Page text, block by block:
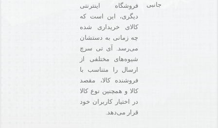
جانبی
فروشگاه‌ اینترنتی
دیگری، این است که
کالای خریداری شده
چه زمانی به دستشان
می‌رسد. آی تی سرچ
شیوه‌های مختلفی از
ارسال را متناسب با
فروشنده کالا،‌ مقصد
کالا و همچنین نوع کالا
در اختیار کاربران خود
قرار می‌دهد.